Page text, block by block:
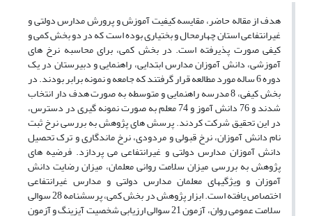
هدف از مقاله حاضر، مقایسه کیفیت آموزش و پرورش مدارس دولتی و
غیرانتفاعی استان چهارمحال و بختیاری بوده است که در دو بخش کمی و
کیفی صورت پذیرفته است. در بخش کمی، برای محاسبه نرخ های
آموزشی، دانش آموزان مدارس ابتدایی، راهنمایی و دبیرستان در یک
دوره 6 ساله مورد مطالعه قرار گرفتند که جامعه و نمونه برابر بودند. در
بخش کیفی، 8 مدرسه راهنمایی و متوسطه به صورت هدف دار انتخاب
شدند و 76 دانش آموز و 74 معلم به صورت نمونه گیری در دسترس،
در این تحقیق شرکت کردند. پرسش های پژوهش به بررسی نرخ ثبت
نام دانش آموزان، نرخ قبولی و مردودی، نرخ ماندگاری و ترک تحصیل
دانش آموزان مدارس دولتی و غیرانتفاعی می پردازد. فرضیه های
پژوهش به بررسی میزان سلامت روانی معلمان، میزان رضایت دانش
آموزان و ویژگیهای معلمان مدارس دولتی و مدارس غیرانتفاعی
اختصاص یافته است. ابزار پژوهش در بخش کمی، پرسشنامه 28 سوالی
سلامت عمومی روان، آزمون 21 سوالی ارزیابی شخصیت آیزینگ و آزمون